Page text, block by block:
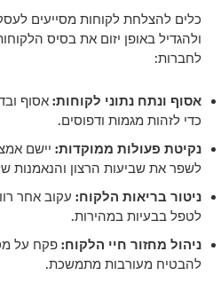
כלים להצלחת לקוחות מסייעים
ולהגדיל באופן יזום את בסיס
לחברות:
אסוף ונתח נתוני לקוחות: אסוף
כדי לזהות מגמות ודפוסים.
נקיטת פעולות ממוקדות: יישם
לשפר את שביעות הרצון והנאמנות
ניטור בריאות הלקוח: עקוב אחר
לטפל בבעיות במהירות.
ניהול מחזור חיי הלקוח:פקח על
להבטיח מעורבות מתמשכת.